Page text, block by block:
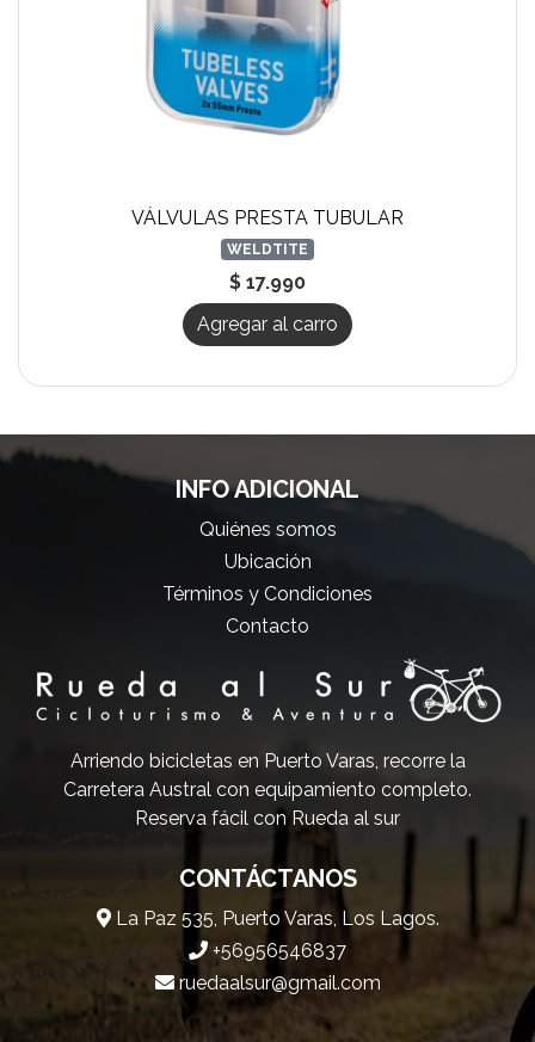
VÁLVULAS PRESTA TUBULAR
WELDTITE
$ 17.990
Agregar al carro
INFO ADICIONAL
Quiénes somos
Ubicación
Términos y Condiciones
Contacto
Arriendo bicicletas en Puerto Varas, recorre la
Carretera Austral con equipamiento completo.
Reserva fácil con Rueda al sur
CONTÁCTANOS
La Paz 535, Puerto Varas, Los Lagos.
+56956546837
ruedaalsur@gmail.com